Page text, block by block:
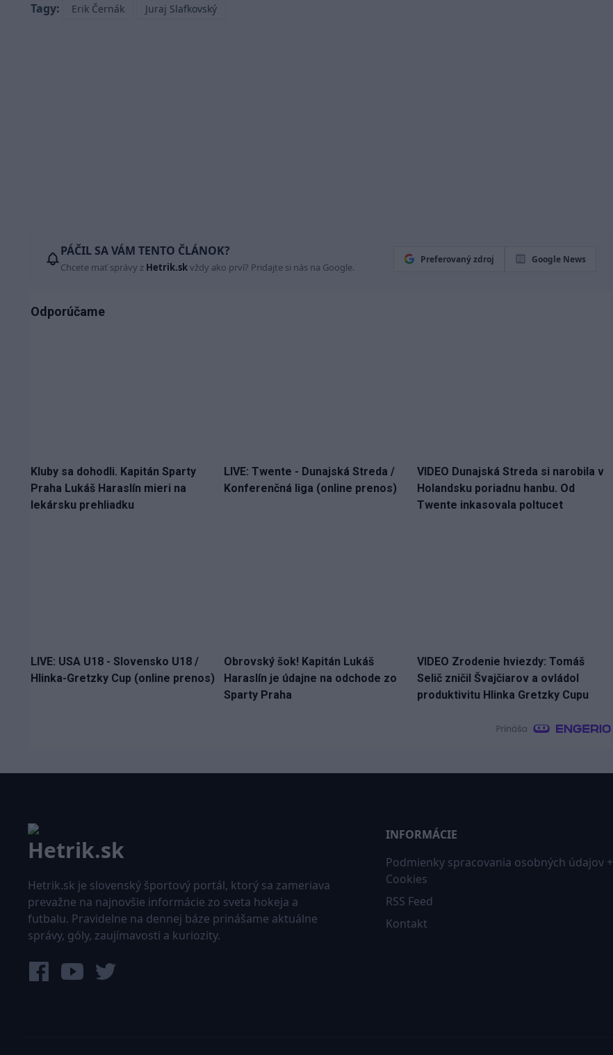
Tagy: Erik Černák Juraj Slafkovský
PÁČIL SA VÁM TENTO ČLÁNOK?
Chcete mať správy z Hetrik.skvždy ako prví? Pridajte si nás na Google.
Preferovaný zdroj Google News
Odporúčame
Kluby sa dohodli. Kapitán Sparty
Praha Lukáš Haraslín mieri na
lekársku prehliadku
LIVE: Twente - Dunajská Streda /
Konferenčná liga (online prenos)
VIDEO Dunajská Streda si narobila v
Holandsku poriadnu hanbu. Od
Twente inkasovala poltucet
LIVE: USA U18 - Slovensko U18 /
Hlinka-Gretzky Cup (online prenos)
Obrovský šok! Kapitán Lukáš
Haraslín je údajne na odchode zo
Sparty Praha
VIDEO Zrodenie hviezdy: Tomáš
Selič zničil Švajčiarov a ovládol
produktivitu Hlinka Gretzky Cupu
Hetrik.sk je slovenský športový portál, ktorý sa zameriava
prevažne na najnovšie informácie zo sveta hokeja a
futbalu. Pravidelne na dennej báze prinášame aktuálne
správy, góly, zaujímavosti a kuriozity.
INFORMÁCIE
Podmienky spracovania osobných údajov +
Cookies
RSS Feed
Kontakt